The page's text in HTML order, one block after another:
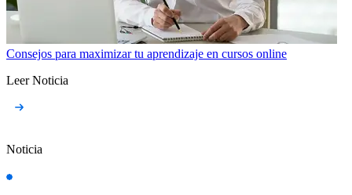
Consejos para maximizar tu aprendizaje en cursos online
Leer Noticia
Noticia